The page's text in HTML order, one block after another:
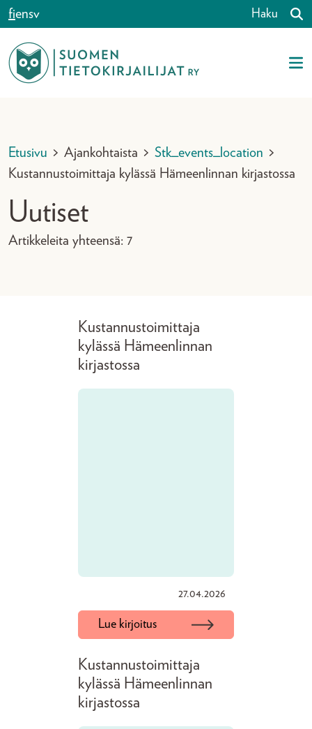
Siirry sisältöön
fiensv Haku
Etusivu > Ajankohtaista > Stk_events_location >
Kustannustoimittaja kylässä Hämeenlinnan kirjastossa
Uutiset
Artikkeleita yhteensä: 7
Kustannustoimittaja
kylässä Hämeenlinnan
kirjastossa
27.04.2026
Lue kirjoitus
Kustannustoimittaja
kylässä Hämeenlinnan
kirjastossa